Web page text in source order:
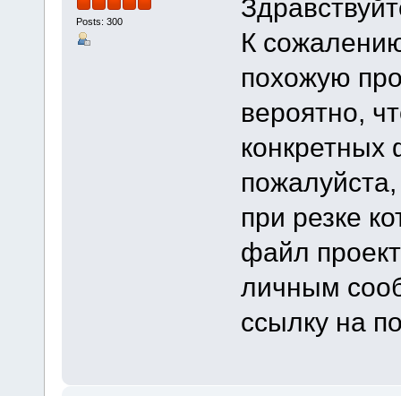
Posts: 300
К
похожую
вероятно,
при резке
файл
личным
ссылку на